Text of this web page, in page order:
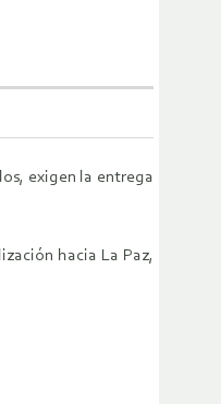
exigen la entrega
hacia La Paz,